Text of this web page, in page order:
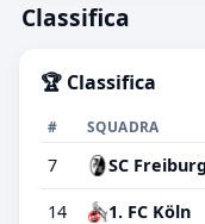
Classifica
🏆 Classifica
# SQUADRA
7 SC Freiburg
14 1. FC Köln